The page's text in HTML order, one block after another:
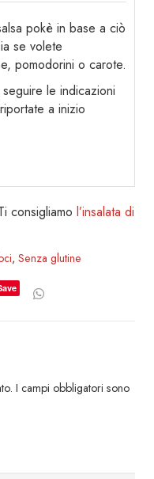
pokè in base a ciò
se volete
pomodorini o carote.
le indicazioni
a inizio
consigliamo l’insalata di
, Senza glutine
I campi obbligatori sono